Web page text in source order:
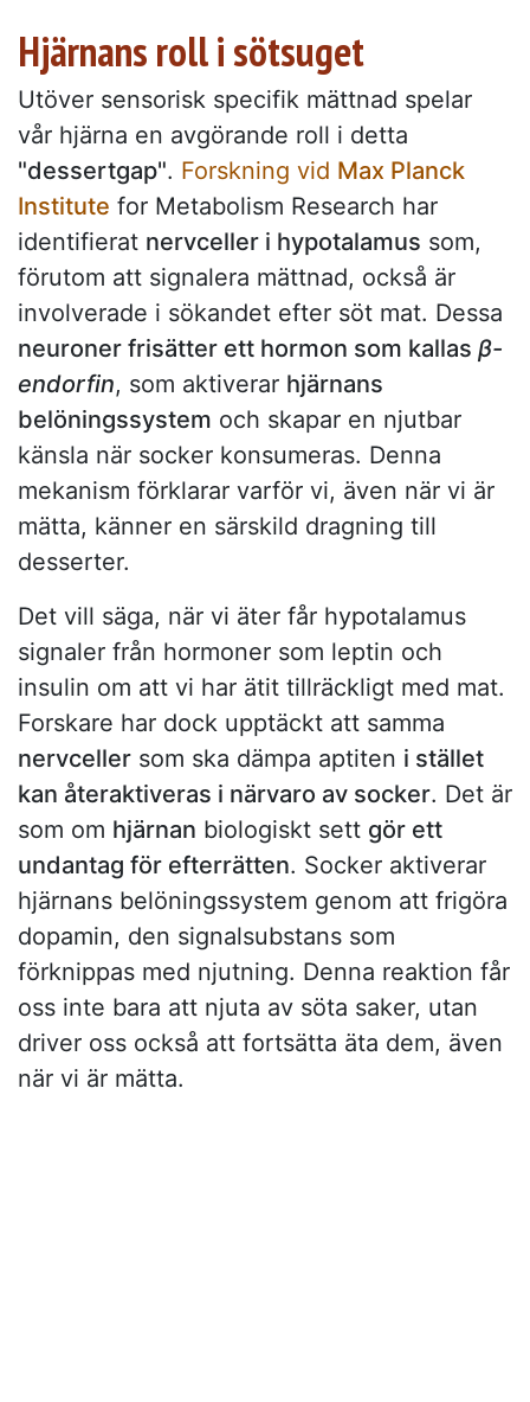
Hjärnans roll i sötsuget
Utöver sensorisk specifik mättnad spelar
vår hjärna en avgörande roll i detta
"dessertgap". Forskning vid Max Planck
Institute for Metabolism Research har
identifierat nervceller i hypotalamus som,
förutom att signalera mättnad, också är
involverade i sökandet efter söt mat. Dessa
neuroner frisätter ett hormon som kallas β-
endorfin, som aktiverar hjärnans
belöningssystem och skapar en njutbar
känsla när socker konsumeras. Denna
mekanism förklarar varför vi, även när vi är
mätta, känner en särskild dragning till
desserter.
Det vill säga, när vi äter får hypotalamus
signaler från hormoner som leptin och
insulin om att vi har ätit tillräckligt med mat.
Forskare har dock upptäckt att samma
nervceller som ska dämpa aptiten i stället
kan återaktiveras i närvaro av socker. Det är
som om hjärnan biologiskt sett gör ett
undantag för efterrätten. Socker aktiverar
hjärnans belöningssystem genom att frigöra
dopamin, den signalsubstans som
förknippas med njutning. Denna reaktion får
oss inte bara att njuta av söta saker, utan
driver oss också att fortsätta äta dem, även
när vi är mätta.